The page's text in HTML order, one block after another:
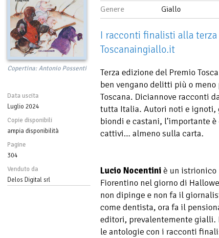
Copertina: Antonio Possenti
Data uscita
Luglio 2024
Copie disponibili
ampia disponibilità
Pagine
304
Venduto da
Delos Digital srl
Genere Giallo
I racconti finalisti alla
Toscanaingiallo.it
Terza edizione del Premio
ben vengano delitti più o
Toscana. Diciannove racconti
tutta Italia. Autori noti e ignoti,
biondi e castani, l’importante
cattivi… almeno sulla carta.
Lucio Nocentini è un istrionico
Fiorentino nel giorno di
non dipinge e non fa il
come dentista, ora fa il
editori, prevalentemente gialli.
le antologie con i racconti